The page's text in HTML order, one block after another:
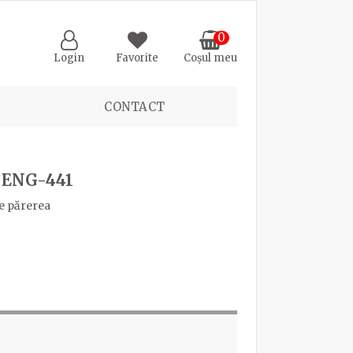
Login
0
Coșul meu
Favorite
CONTACT
441
părerea